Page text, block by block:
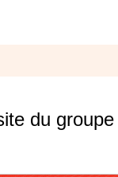
du groupe